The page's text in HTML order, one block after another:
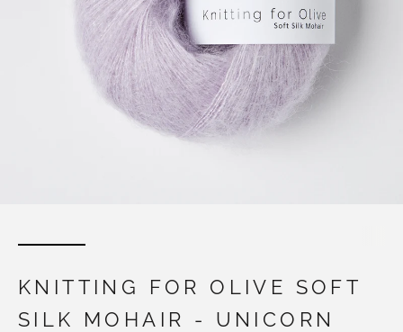
KNITTING FOR OLIVE SOFT
SILK MOHAIR - UNICORN